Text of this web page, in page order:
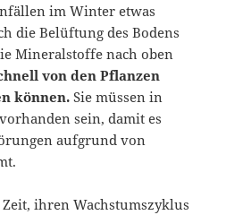
im Winter etwas
die Belüftung des Bodens
Mineralstoffe nach oben
von den Pflanzen
können.Sie müssen in
sein, damit es
aufgrund von
ihren Wachstumszyklus